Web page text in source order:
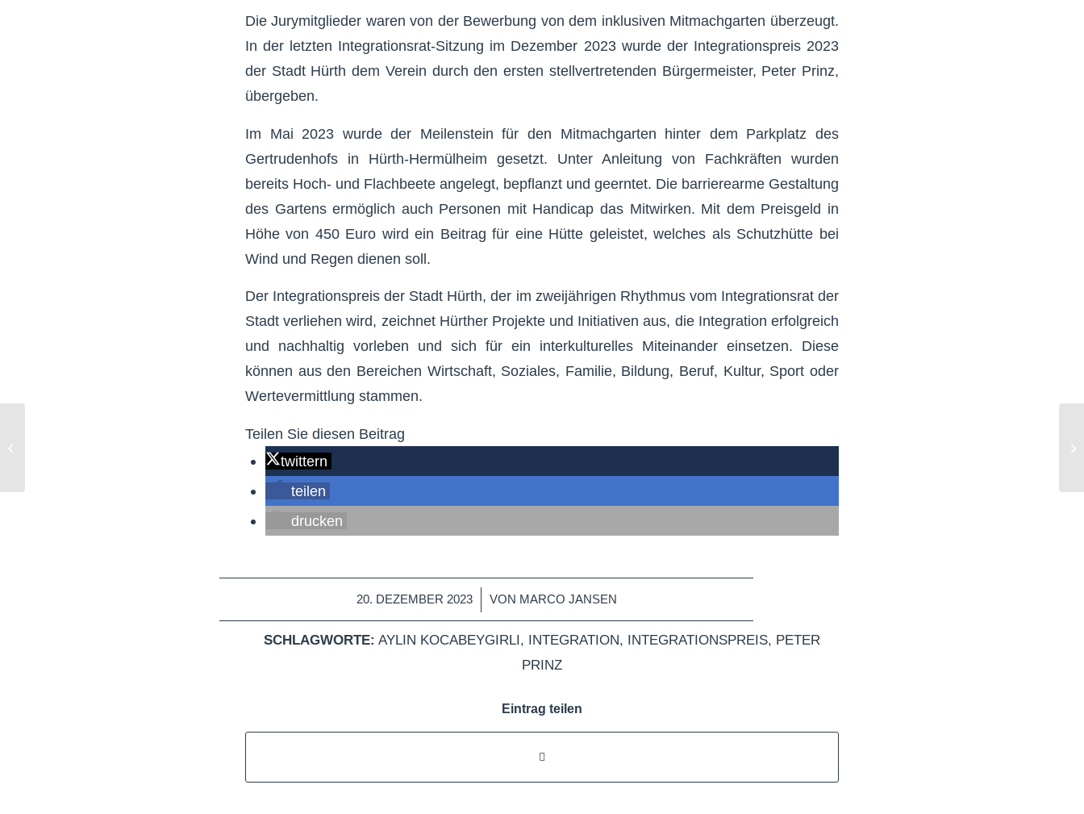
Die Jurymitglieder waren von der Bewerbung von dem inklusiven Mitmachgarten überzeugt.
In der letzten Integrationsrat-Sitzung im Dezember 2023 wurde der Integrationspreis 2023
der Stadt Hürth dem Verein durch den ersten stellvertretenden Bürgermeister, Peter Prinz,
übergeben.
Im Mai 2023 wurde der Meilenstein für den Mitmachgarten hinter dem Parkplatz des
Gertrudenhofs in Hürth-Hermülheim gesetzt. Unter Anleitung von Fachkräften wurden
bereits Hoch- und Flachbeete angelegt, bepflanzt und geerntet. Die barrierearme Gestaltung
des Gartens ermöglich auch Personen mit Handicap das Mitwirken. Mit dem Preisgeld in
Höhe von 450 Euro wird ein Beitrag für eine Hütte geleistet, welches als Schutzhütte bei
Wind und Regen dienen soll.
Der Integrationspreis der Stadt Hürth, der im zweijährigen Rhythmus vom Integrationsrat der
Stadt verliehen wird, zeichnet Hürther Projekte und Initiativen aus, die Integration erfolgreich
und nachhaltig vorleben und sich für ein interkulturelles Miteinander einsetzen. Diese
können aus den Bereichen Wirtschaft, Soziales, Familie, Bildung, Beruf, Kultur, Sport oder
Wertevermittlung stammen.
Teilen Sie diesen Beitrag
twittern
teilen
drucken
20. DEZEMBER 2023
/ VON MARCO JANSEN
SCHLAGWORTE: AYLIN KOCABEYGIRLI, INTEGRATION, INTEGRATIONSPREIS, PETER
PRINZ
Eintrag teilen